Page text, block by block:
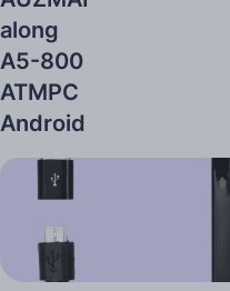
along
A5-800
ATMPC
Android